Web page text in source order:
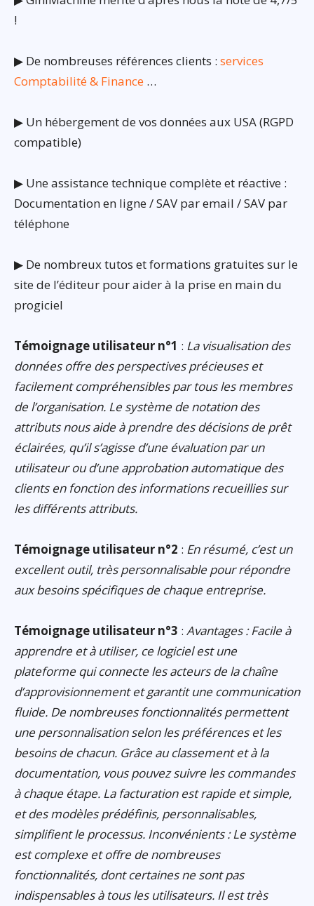
!
▶ De nombreuses références clients : services
Comptabilité & Finance …
▶ Un hébergement de vos données aux USA (RGPD
compatible)
▶ Une assistance technique complète et réactive :
Documentation en ligne / SAV par email / SAV par
téléphone
▶ De nombreux tutos et formations gratuites sur le
site de l’éditeur pour aider à la prise en main du
progiciel
Témoignage utilisateur n°1 : La visualisation des
données offre des perspectives précieuses et
facilement compréhensibles par tous les membres
de l’organisation. Le système de notation des
attributs nous aide à prendre des décisions de prêt
éclairées, qu’il s’agisse d’une évaluation par un
utilisateur ou d’une approbation automatique des
clients en fonction des informations recueillies sur
les différents attributs.
Témoignage utilisateur n°2 : En résumé, c’est un
excellent outil, très personnalisable pour répondre
aux besoins spécifiques de chaque entreprise.
Témoignage utilisateur n°3 : Avantages : Facile à
apprendre et à utiliser, ce logiciel est une
plateforme qui connecte les acteurs de la chaîne
d’approvisionnement et garantit une communication
fluide. De nombreuses fonctionnalités permettent
une personnalisation selon les préférences et les
besoins de chacun. Grâce au classement et à la
documentation, vous pouvez suivre les commandes
à chaque étape. La facturation est rapide et simple,
et des modèles prédéfinis, personnalisables,
simplifient le processus. Inconvénients : Le système
est complexe et offre de nombreuses
fonctionnalités, dont certaines ne sont pas
indispensables à tous les utilisateurs. Il est très